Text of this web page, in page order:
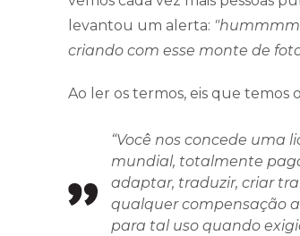
levantou um alerta:
criando com esse monte de
Ao ler os termos, eis que temos
“Você nos concede uma
mundial, totalmente
adaptar, traduzir, criar
qualquer compensação
para tal uso quando